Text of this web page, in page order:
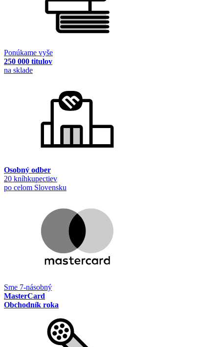
Ponúkame vyše
250 000 titulov
na sklade
Osobný odber
20 kníhkupectiev
po celom Slovensku
Sme 7-násobný
MasterCard
Obchodník roka